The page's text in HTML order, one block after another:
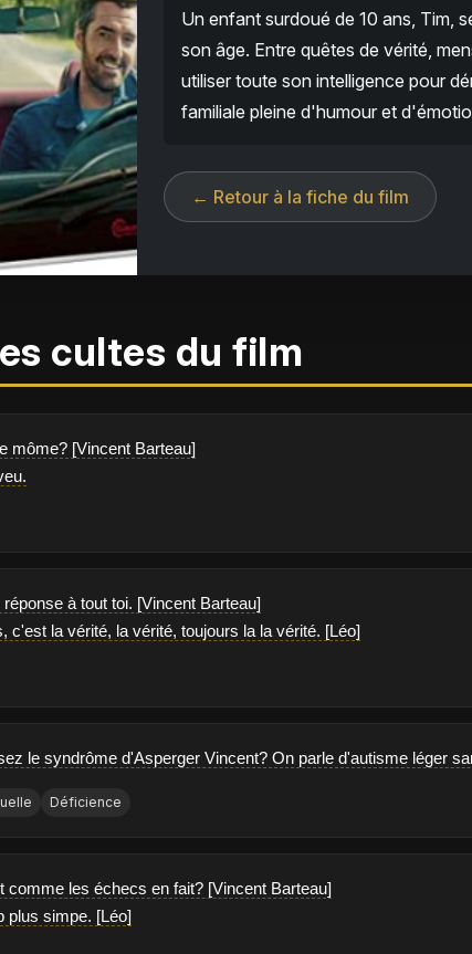
Un enfant surdoué de 10 ans, Tim,
son âge. Entre quêtes de vérité,
utiliser toute son intelligence pour
familiale pleine d'humour et
← Retour à la fiche du film
cultes du film
môme? [Vincent Barteau]
à tout toi. [Vincent Barteau]
c'est la vérité, la vérité, toujours la la vérité. [Léo]
le syndrôme d'Asperger Vincent? On parle d'autisme léger
Déficience
comme les échecs en fait? [Vincent Barteau]
plus simpe. [Léo]